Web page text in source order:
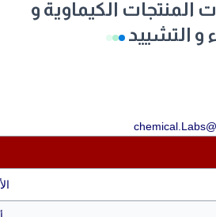
المنتجات الكيماوية و
و التشييد